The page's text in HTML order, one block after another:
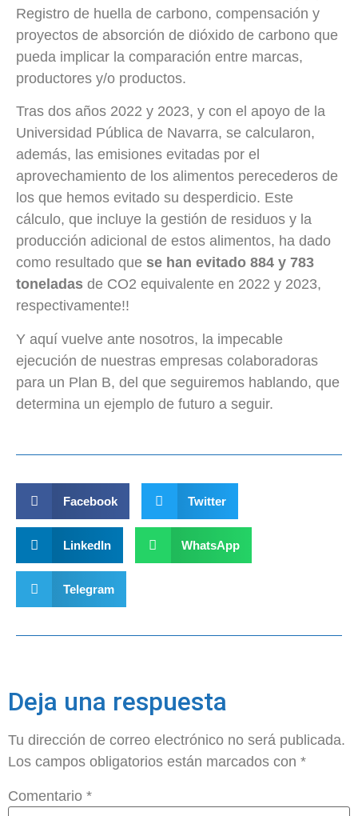
Registro de huella de carbono, compensación y
proyectos de absorción de dióxido de carbono que
pueda implicar la comparación entre marcas,
productores y/o productos.
Tras dos años 2022 y 2023, y con el apoyo de la
Universidad Pública de Navarra, se calcularon,
además, las emisiones evitadas por el
aprovechamiento de los alimentos perecederos de
los que hemos evitado su desperdicio. Este
cálculo, que incluye la gestión de residuos y la
producción adicional de estos alimentos, ha dado
como resultado que se han evitado 884 y 783
toneladas de CO2 equivalente en 2022 y 2023,
respectivamente!!
Y aquí vuelve ante nosotros, la impecable
ejecución de nuestras empresas colaboradoras
para un Plan B, del que seguiremos hablando, que
determina un ejemplo de futuro a seguir.
Facebook Twitter
LinkedIn WhatsApp
Telegram
Deja una respuesta
Tu dirección de correo electrónico no será publicada.
Los campos obligatorios están marcados con *
Comentario *